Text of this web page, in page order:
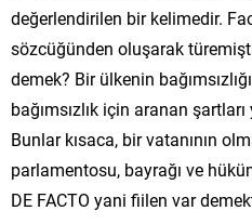
değerlendirilen bir kelimedir.
sözcüğünden oluşarak
demek? Bir ülkenin
bağımsızlık için aranan
Bunlar kısaca, bir vatanının
parlamentosu, bayrağı ve
DE FACTO yani fiilen var